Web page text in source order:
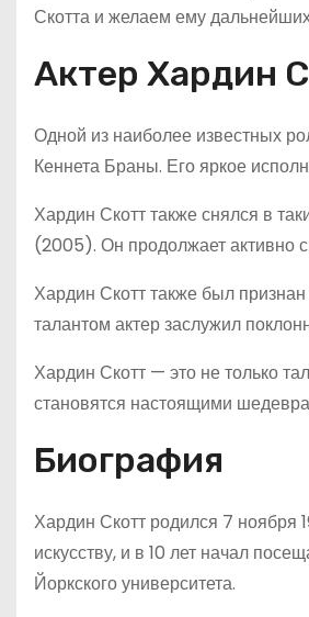
Скотта и желаем ему
Актер Хардин
Одной из наиболее известных
Кеннета Браны. Его яркое
Хардин Скотт также снялся в
(2005). Он продолжает активно
Хардин Скотт также был
талантом актер заслужил
Хардин Скотт — это не только
становятся настоящими
Биография
Хардин Скотт родился 7 ноября
искусству, и в 10 лет начал
Йоркского университета.